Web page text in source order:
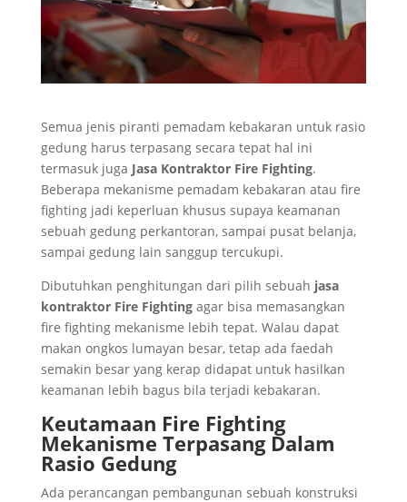
Semua jenis piranti pemadam kebakaran untuk rasio
gedung harus terpasang secara tepat hal ini
termasuk juga Jasa Kontraktor Fire Fighting.
Beberapa mekanisme pemadam kebakaran atau fire
fighting jadi keperluan khusus supaya keamanan
sebuah gedung perkantoran, sampai pusat belanja,
sampai gedung lain sanggup tercukupi.
Dibutuhkan penghitungan dari pilih sebuah jasa
kontraktor Fire Fightingagar bisa memasangkan
fire fighting mekanisme lebih tepat. Walau dapat
makan ongkos lumayan besar, tetap ada faedah
semakin besar yang kerap didapat untuk hasilkan
keamanan lebih bagus bila terjadi kebakaran.
Keutamaan Fire Fighting
Mekanisme Terpasang Dalam
Rasio Gedung
Ada perancangan pembangunan sebuah konstruksi